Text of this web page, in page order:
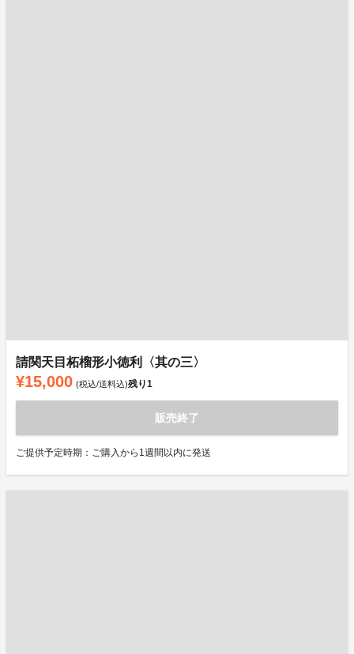
請関天目柘榴形小徳利〈其の三〉
¥15,000 (税込/送料込)残り1
販売終了
ご提供予定時期：ご購入から1週間以内に発送